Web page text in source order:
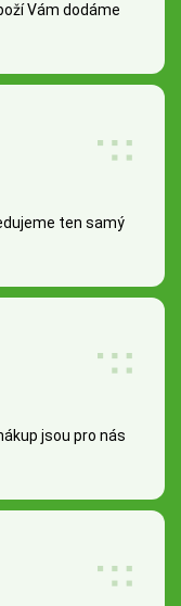
Vám dodáme
ten samý
jsou pro nás